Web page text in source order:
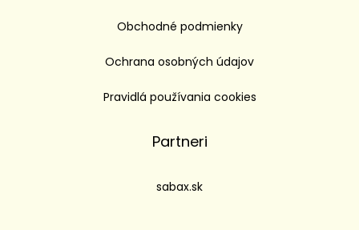
Obchodné podmienky
Ochrana osobných údajov
Pravidlá používania cookies
Partneri
sabax.sk